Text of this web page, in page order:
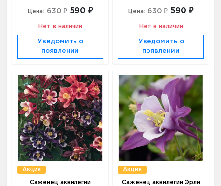
Цена: 630 ₽ 590 ₽
Нет в наличии
Уведомить о
появлении
Цена: 630 ₽ 590 ₽
Нет в наличии
Уведомить о
появлении
Акция
Саженец аквилегии
Акция
Саженец аквилегии Эрли